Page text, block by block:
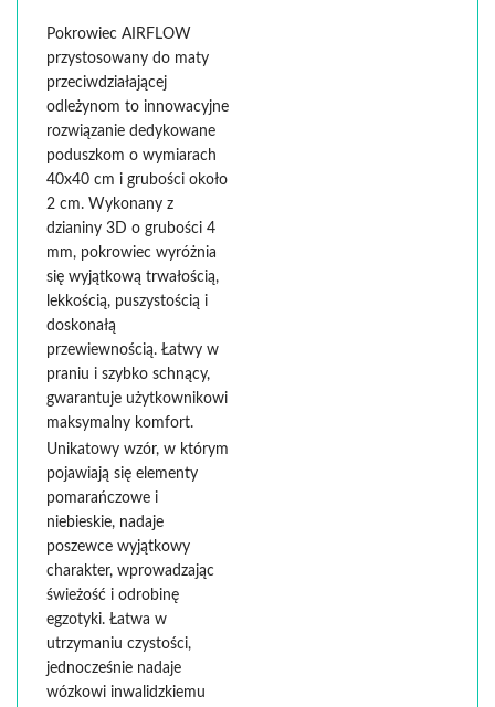
Pokrowiec AIRFLOW
przystosowany do maty
przeciwdziałającej
odleżynom to innowacyjne
rozwiązanie dedykowane
poduszkom o wymiarach
40x40 cm i grubości około
2 cm. Wykonany z
dzianiny 3D o grubości 4
mm, pokrowiec wyróżnia
się wyjątkową trwałością,
lekkością, puszystością i
doskonałą
przewiewnością. Łatwy w
praniu i szybko schnący,
gwarantuje użytkownikowi
maksymalny komfort.
Unikatowy wzór, w którym
pojawiają się elementy
pomarańczowe i
niebieskie, nadaje
poszewce wyjątkowy
charakter, wprowadzając
świeżość i odrobinę
egzotyki. Łatwa w
utrzymaniu czystości,
jednocześnie nadaje
wózkowi inwalidzkiemu